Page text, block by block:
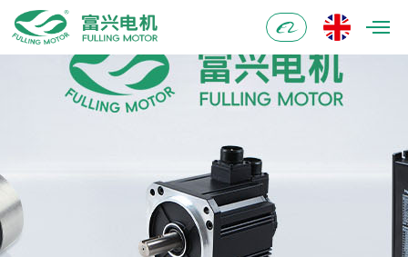
阿
里
巴